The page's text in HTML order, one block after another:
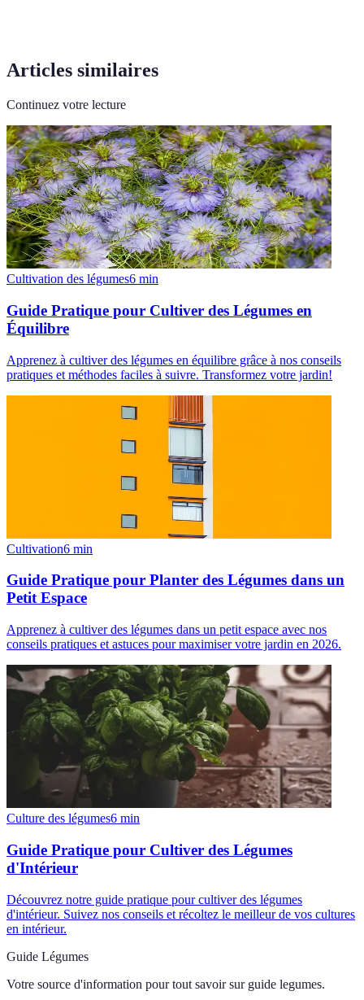
Articles similaires
Continuez votre lecture
Cultivation des légumes6 min
Guide Pratique pour Cultiver des Légumes en
Équilibre
Apprenez à cultiver des légumes en équilibre grâce à nos conseils
pratiques et méthodes faciles à suivre. Transformez votre jardin!
Cultivation6 min
Guide Pratique pour Planter des Légumes dans un
Petit Espace
Apprenez à cultiver des légumes dans un petit espace avec nos
conseils pratiques et astuces pour maximiser votre jardin en 2026.
Culture des légumes6 min
Guide Pratique pour Cultiver des Légumes
d'Intérieur
Découvrez notre guide pratique pour cultiver des légumes
d'intérieur. Suivez nos conseils et récoltez le meilleur de vos cultures
en intérieur.
Guide Légumes
Votre source d'information pour tout savoir sur guide legumes.